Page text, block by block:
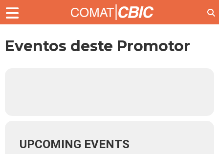
Eventos deste Promotor
UPCOMING EVENTS